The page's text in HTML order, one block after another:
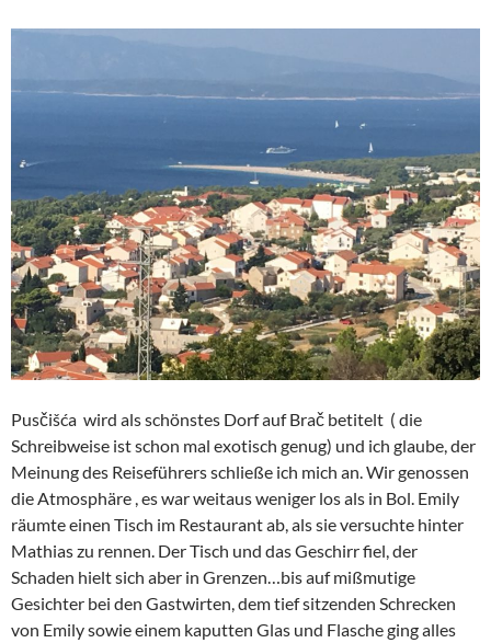
Pusčišća wird als schönstes Dorf auf Brač betitelt ( die
Schreibweise ist schon mal exotisch genug) und ich glaube, der
Meinung des Reiseführers schließe ich mich an. Wir genossen
die Atmosphäre , es war weitaus weniger los als in Bol. Emily
räumte einen Tisch im Restaurant ab, als sie versuchte hinter
Mathias zu rennen. Der Tisch und das Geschirr fiel, der
Schaden hielt sich aber in Grenzen…bis auf mißmutige
Gesichter bei den Gastwirten, dem tief sitzenden Schrecken
von Emily sowie einem kaputten Glas und Flasche ging alles